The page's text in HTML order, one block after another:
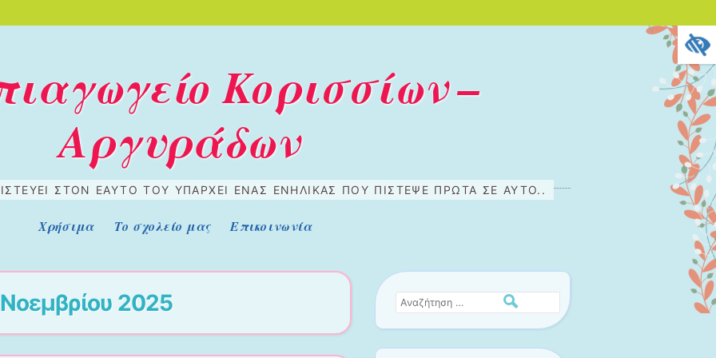
Κορισσίων –
Αργυράδων
ΣΤΟΝ ΕΑΥΤΌ ΤΟΥ ΥΠΆΡΧΕΙ ΈΝΑΣ ΕΝΉΛΙΚΑΣ ΠΟΥ ΠΊΣΤΕΨΕ ΠΡΏΤΑ ΣΕ ΑΥΤΌ..
Χρήσιμα Το σχολείο μας Επικοινωνία
2025 Αναζήτηση